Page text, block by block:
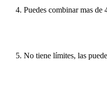
Puedes combinar mas de
No tiene límites, las